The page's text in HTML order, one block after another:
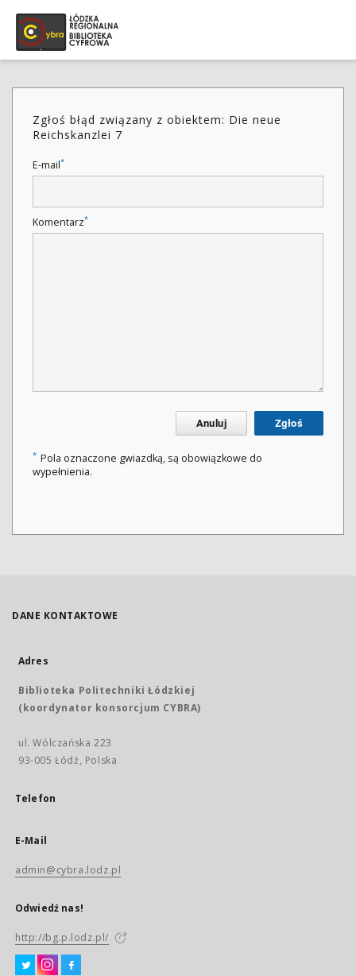
Zgłoś błąd związany z obiektem: Die neue
Reichskanzlei 7
E-mail*
Komentarz*
Anuluj Zgłoś
* Pola oznaczone gwiazdką, są obowiązkowe do
wypełnienia.
DANE KONTAKTOWE
Adres
Biblioteka Politechniki Łódzkiej
(koordynator konsorcjum CYBRA)
ul. Wólczańska 223
93-005 Łódź, Polska
Telefon
E-Mail
admin@cybra.lodz.pl
Odwiedź nas!
http://bg.p.lodz.pl/